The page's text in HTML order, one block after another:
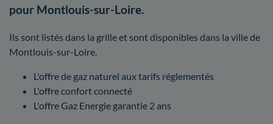
pour Montlouis-sur-Loire.
Ils sont listés dans la grille et sont disponibles dans la ville de
Montlouis-sur-Loire.
L'offre de gaz naturel aux tarifs réglementés
L'offre confort connecté
L'offre Gaz Energie garantie 2 ans